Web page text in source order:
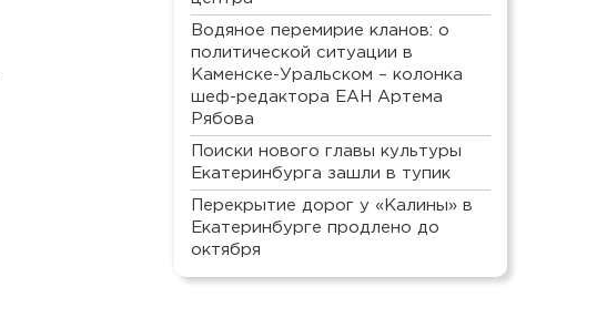
Водяное перемирие кланов: о
политической ситуации в
Каменске-Уральском – колонка
шеф-редактора ЕАН Артема
Рябова
Поиски нового главы культуры
Екатеринбурга зашли в тупик
Перекрытие дорог у «Калины» в
Екатеринбурге продлено до
октября